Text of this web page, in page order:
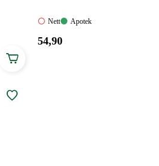
Nett:
tilgjengelig
Nett
Apotek:
Apotek
Pris:
54,90